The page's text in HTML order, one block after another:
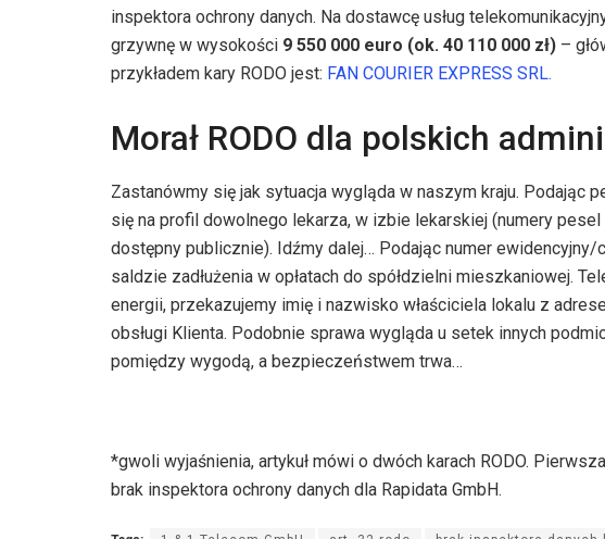
inspektora ochrony danych. Na dostawcę usług
grzywnę w wysokości 9 550 000 euro (ok. 40 110 000 zł) –
przykładem kary RODO jest: FAN COURIER EXPRESS SRL.
Morał RODO dla polskich
Zastanówmy się jak sytuacja wygląda w naszym kraju. Podając
się na profil dowolnego lekarza, w izbie lekarskiej (numery
dostępny publicznie). Idźmy dalej… Podając numer ewidencyjny/
saldzie zadłużenia w opłatach do spółdzielni mieszkaniowej.
energii, przekazujemy imię i nazwisko właściciela lokalu z
obsługi Klienta. Podobnie sprawa wygląda u setek innych
pomiędzy wygodą, a bezpieczeństwem trwa…
*gwoli wyjaśnienia, artykuł mówi o dwóch karach RODO.
brak inspektora ochrony danych dla Rapidata GmbH.